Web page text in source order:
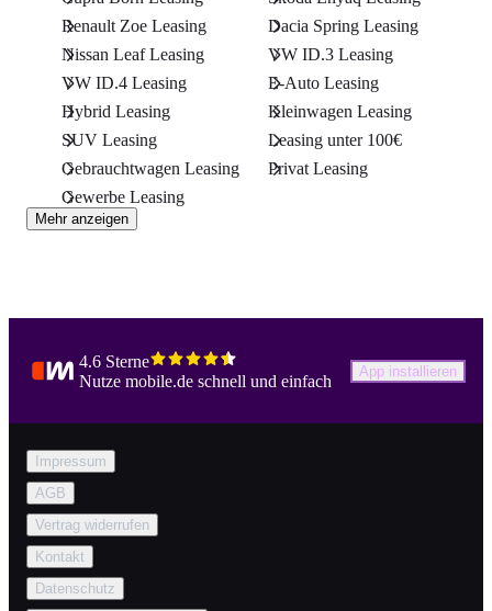
Renault Zoe Leasing
Dacia Spring Leasing
Nissan Leaf Leasing
VW ID.3 Leasing
VW ID.4 Leasing
E-Auto Leasing
Hybrid Leasing
Kleinwagen Leasing
SUV Leasing
Leasing unter 100€
Gebrauchtwagen Leasing
Privat Leasing
Gewerbe Leasing
Mehr anzeigen
4.6 Sterne
Nutze mobile.de schnell und einfach
App installieren
Impressum
AGB
Vertrag widerrufen
Kontakt
Datenschutz